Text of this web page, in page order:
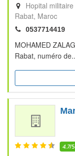
Hopital
Rabat Maroc
0537714419
MOHAMED
Rabat, numéro
4.7/